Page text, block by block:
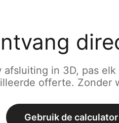
afsluiting in 3D, pas
offerte. Zonder
Gebruik de